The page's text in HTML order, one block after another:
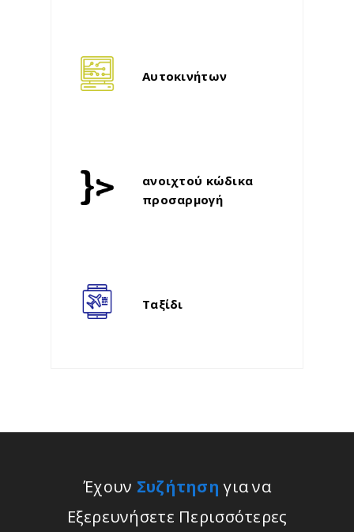
Αυτοκινήτων
ανοιχτού κώδικα
προσαρμογή
Ταξίδι
Έχουν Συζήτηση για να
Εξερευνήσετε Περισσότερες